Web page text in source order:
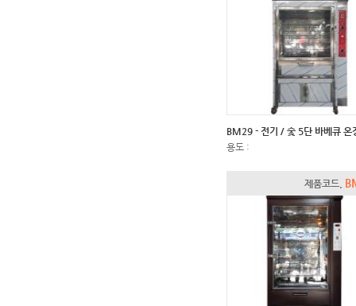
BM29 - 전기 / 숯 5단 바베큐 온
용도 :
제품코드.